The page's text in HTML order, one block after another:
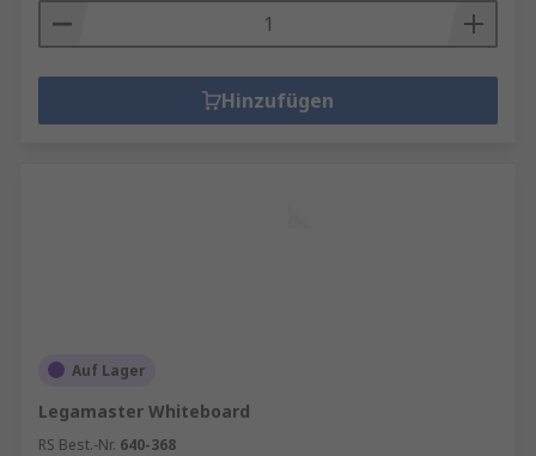
Hinzufügen
Auf Lager
Legamaster Whiteboard
RS Best.-Nr. 640-368